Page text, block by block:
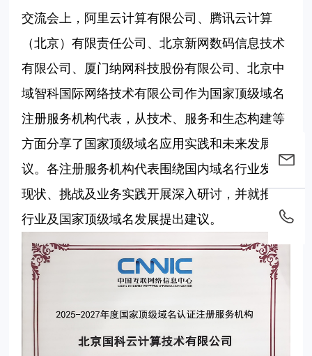
交流会上，阿里云计算有限公司、腾讯云计算
（北京）有限责任公司、北京新网数码信息技术
有限公司、厦门纳网科技股份有限公司、北京中
域智科国际网络技术有限公司作为国家顶级域名
注册服务机构代表，从技术、服务和生态构建等
方面分享了国家顶级域名应用实践和未来发展建
议。各注册服务机构代表围绕国内域名行业发展
现状、挑战及业务实践开展深入研讨，并就推动
行业及国家顶级域名发展提出建议。